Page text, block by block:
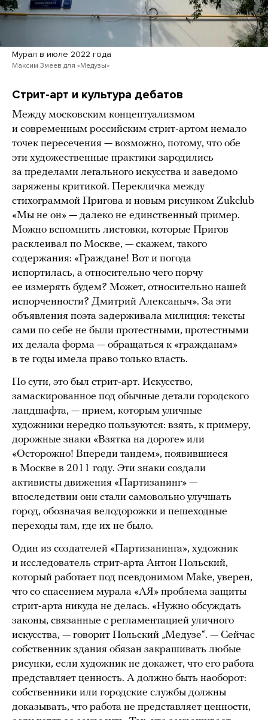
Мурал в июле 2022 года
Максим Змеев для «Медузы»
Стрит-арт и культура дебатов
Между московским концептуализмом
и современным российским стрит-артом немало
точек пересечения — возможно, потому, что обе
эти художественные практики зародились
за пределами легального искусства и заведомо
заряжены критикой. Перекличка между
стихограммой Пригова и новым рисунком Zukclub
«Мы не он» — далеко не единственный пример.
Можно вспомнить листовки, которые Пригов
расклеивал по Москве, — скажем, такого
содержания: «Граждане! Вот и погода
испортилась, а относительно чего порчу
ее измерять будем? Может, относительно нашей
испорченности? Дмитрий Алексаныч». За эти
объявления поэта задерживала милиция: тексты
сами по себе не были протестными, протестными
их делала форма — обращаться к «гражданам»
в те годы имела право только власть.
По сути, это был стрит-арт. Искусство,
замаскированное под обычные детали городского
ландшафта, — прием, которым уличные
художники нередко пользуются: взять, к примеру,
дорожные знаки «Взятка на дороге» или
«Осторожно! Впереди тандем», появившиеся
в Москве в 2011 году. Эти знаки создали
активисты движения «Партизанинг» —
впоследствии они стали самовольно улучшать
город, обозначая велодорожки и пешеходные
переходы там, где их не было.
Один из создателей «Партизанинга», художник
и исследователь стрит-арта Антон Польский,
который работает под псевдонимом Make, уверен,
что со спасением мурала «АЯ» проблема защиты
стрит-арта никуда не делась. «Нужно обсуждать
законы, связанные с регламентацией уличного
искусства, — говорит Польский „Медузе“. — Сейчас
собственник здания обязан закрашивать любые
рисунки, если художник не докажет, что его работа
представляет ценность. А должно быть наоборот:
собственники или городские службы должны
доказывать, что работа не представляет ценности,